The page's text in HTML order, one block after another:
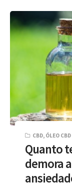
CBD, ÓLEO CBD
Quanto
demora